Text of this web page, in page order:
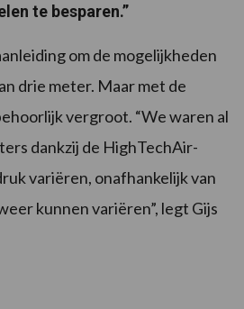
te besparen.”
om de mogelijkheden
drie meter. Maar met de
vergroot. “We waren al
dankzij de HighTechAir-
variëren, onafhankelijk van
kunnen variëren”, legt Gijs